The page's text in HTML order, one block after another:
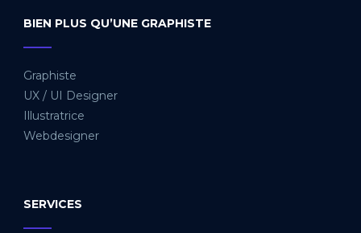
BIEN PLUS QU’UNE GRAPHISTE
_____
Graphiste
UX / UI Designer
Illustratrice
Webdesigner
SERVICES
_____